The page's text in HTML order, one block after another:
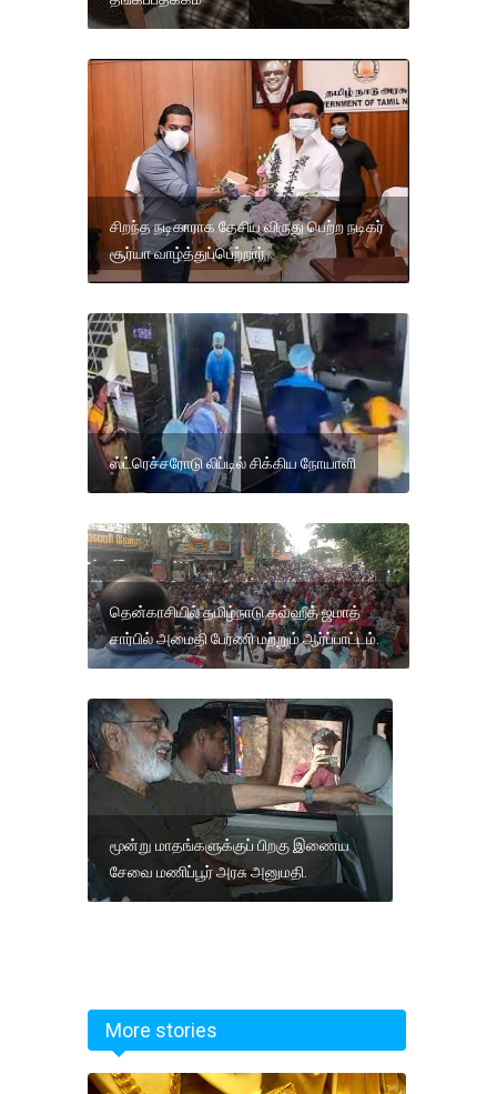
சிறந்த நடிகாராக தேசிய விருது பெற்ற நடிகர்
சூர்யா வாழ்த்துப்பெற்றார்
ஸ்ட்ரெச்சரோடு லிப்டில் சிக்கிய நோயாளி
தென்காசியில் தமிழ்நாடு தவ்ஹீத் ஜமாத்
சார்பில் அமைதி பேரணி மற்றும் ஆர்ப்பாட்டம்.
மூன்று மாதங்களுக்குப் பிறகு இணைய
சேவை மணிப்பூர் அரசு அனுமதி.
More stories